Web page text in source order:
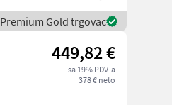
Premium Gold trgovac
449,82 €
sa 19% PDV-a
378 € neto